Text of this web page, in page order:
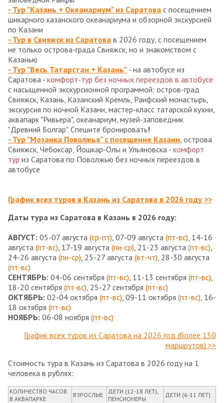
- Тур "Казань + Океанариум" из Саратова с посещением
шикарного казанского океанариума и обзорной экскурсией
по Казани
- Тур в Свияжск из Саратова в 2026 году, с посещением
не только острова-града Свияжск, но и знакомством с
Казанью
- Тур "Весь Татарстан + Казань" - на автобусе из
Саратова - комфорт-тур без ночных переездов в автобусе
с насыщенной экскурсионной программой: остров-град
Свияжск, Казань, Казанский Кремль, Раифский монастырь,
экскурсия по ночной Казани, мастер-класс татарской кухни,
аквапарк "Ривьера", океанариум, музей-заповедник
"Древний Болгар". Спешите бронировать!
- Тур "Мозаика Поволжья" с посещение Казани, острова
Свияжск, Чебоксар, Йошкар-Олы и Ульяновска - комфорт
тур из Саратова по Поволжью без ночных переездов в
автобусе
График всех туров в Казань из Саратова в 2026 году >>
Даты тура из Саратова в Казань в 2026 году:
АВГУСТ: 05-07 августа (ср-пт), 07-09 августа (пт-вс), 14-16
августа (пт-вс), 17-19 августа (пн-ср), 21-23 августа (пт-вс),
24-26 августа (пн-ср), 25-27 августа (вт-чт), 28-30 августа
(пт-вс)
СЕНТЯБРЬ: 04-06 сентября (пт-вс), 11-13 сентября (пт-вс),
18-20 сентября (пт-вс), 25-27 сентября (пт-вс)
ОКТЯБРЬ: 02-04 октября (пт-вс), 09-11 октября (пт-вс), 16-
18 октября (пт-вс)
НОЯБРЬ: 06-08 ноября (пт-вс)
График всех туров из Саратова на 2026 год (более 150
маршрутов) >>
Стоимость тура в Казань из Саратова в 2026 году на 1
человека в рублях:
КОЛИЧЕСТВО ЧАСОВ
В АКВАПАРКЕ
ВЗРОСЛЫЕ
ДЕТИ (12-18 ЛЕТ),
ПЕНСИОНЕРЫ
ДЕТИ (6-11 ЛЕТ)